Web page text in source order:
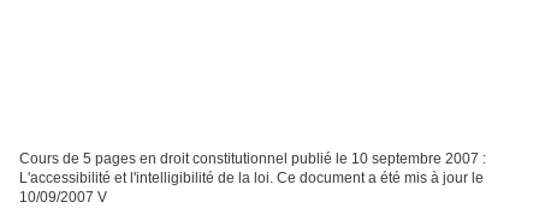
Cours de 5 pages en droit constitutionnel publié le 10 septembre 2007 :
L'accessibilité et l'intelligibilité de la loi. Ce document a été mis à jour le
10/09/2007 V